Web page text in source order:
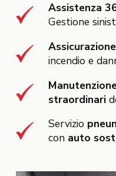
Assistenza
Gestione
Assicurazione
incendio e
straordinari
Servizio
con auto